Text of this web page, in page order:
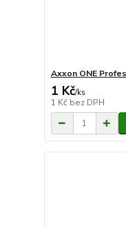
Axxon ONE
1 Kč/ks
1 Kč bez DPH